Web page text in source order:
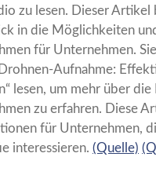
zu lesen. Dieser Artikel
in die Möglichkeiten
für Unternehmen.
Aufnahme:
lesen, um mehr über
zu erfahren. Diese
für Unternehmen,
interessieren. (Quelle)